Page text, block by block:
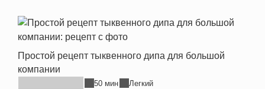
Простой рецепт тыквенного дипа для большой
компании
50 мин Легкий